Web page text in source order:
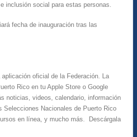
inclusión social para estas personas.
fecha de inauguración tras las
oficial de la Federación. La
Rico en tu Apple Store o Google
noticias, videos, calendario, información
Selecciones Nacionales de Puerto Rico
en línea, y mucho más. Descárgala